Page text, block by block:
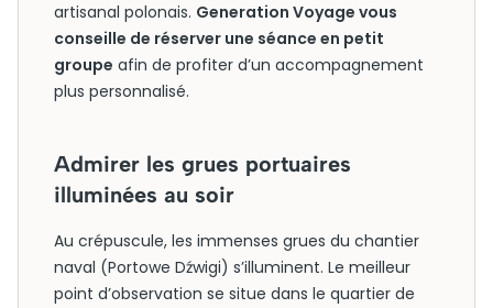
artisanal polonais. Generation Voyage vous
conseille de réserver une séance en petit
groupe afin de profiter d’un accompagnement
plus personnalisé.
Admirer les grues portuaires
illuminées au soir
Au crépuscule, les immenses grues du chantier
naval (Portowe Dźwigi) s’illuminent. Le meilleur
point d’observation se situe dans le quartier de